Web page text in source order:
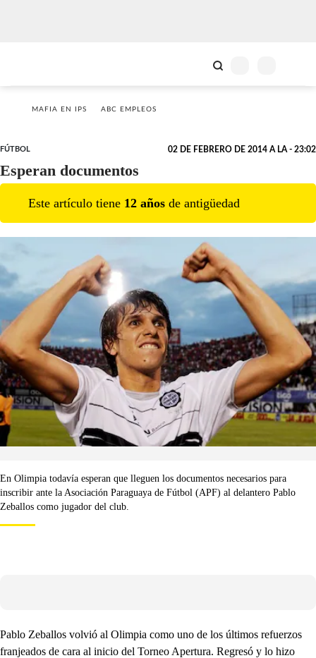
MAFIA EN IPS ABC EMPLEOS
FÚTBOL 02 DE FEBRERO DE 2014 A LA - 23:02
Esperan documentos
Este artículo tiene 12 años de antigüedad
En Olimpia todavía esperan que lleguen los documentos necesarios para
inscribir ante la Asociación Paraguaya de Fútbol (APF) al delantero Pablo
Zeballos como jugador del club.
Pablo Zeballos volvió al Olimpia como uno de los últimos refuerzos
franjeados de cara al inicio del Torneo Apertura. Regresó y lo hizo